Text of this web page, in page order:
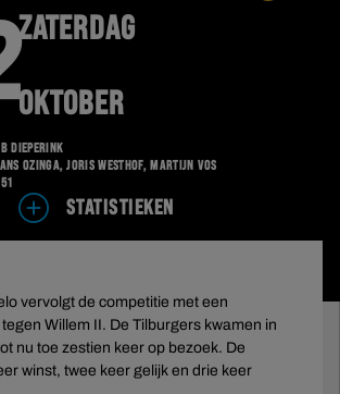
ZATERDAG
OKTOBER
Dieperink
Ozinga, Joris Westhof, Martijn Vos
STATISTIEKEN
vervolgt de competitie met een
Willem II. De Tilburgers kwamen in
nu toe zestien keer op bezoek. De
winst, twee keer gelijk en drie keer